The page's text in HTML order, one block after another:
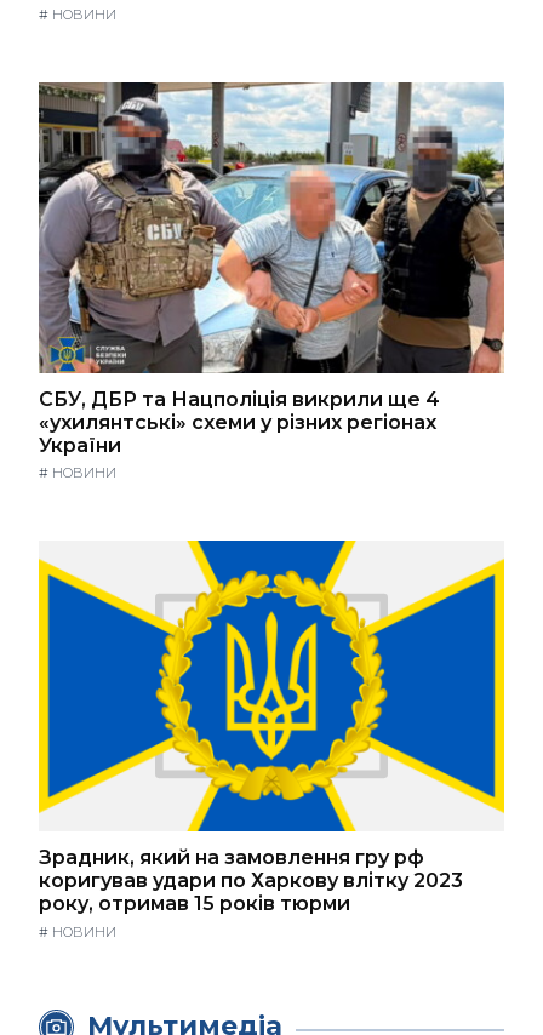
# НОВИНИ
СБУ, ДБР та Нацполіція викрили ще 4
«ухилянтські» схеми у різних регіонах
України
# НОВИНИ
Зрадник, який на замовлення гру рф
коригував удари по Харкову влітку 2023
року, отримав 15 років тюрми
# НОВИНИ
Мультимедіа